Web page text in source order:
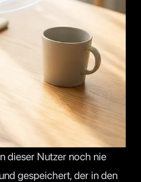
dieser Nutzer noch nie
gespeichert, der in den